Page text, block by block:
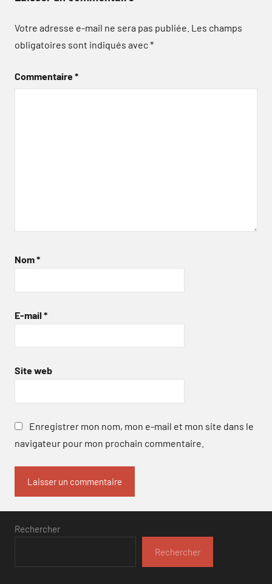
Votre adresse e-mail ne sera pas publiée. Les champs
obligatoires sont indiqués avec*
Commentaire*
Nom*
E-mail *
Site web
Enregistrer mon nom, mon e-mail et mon site dans le
navigateur pour mon prochain commentaire.
Rechercher
Rechercher